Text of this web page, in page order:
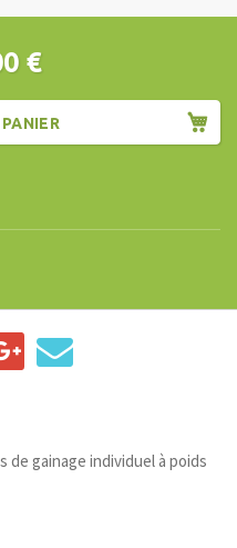
€
de gainage individuel à poids